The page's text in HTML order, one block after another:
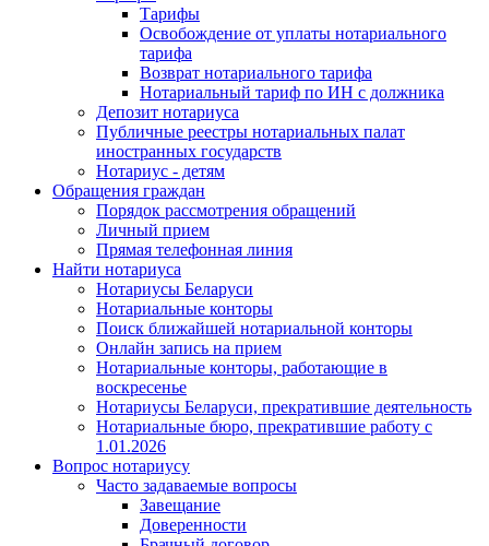
Тарифы
Освобождение от уплаты нотариального
тарифа
Возврат нотариального тарифа
Нотариальный тариф по ИН с должника
Депозит нотариуса
Публичные реестры нотариальных палат
иностранных государств
Нотариус - детям
Обращения граждан
Порядок рассмотрения обращений
Личный прием
Прямая телефонная линия
Найти нотариуса
Нотариусы Беларуси
Нотариальные конторы
Поиск ближайшей нотариальной конторы
Онлайн запись на прием
Нотариальные конторы, работающие в
воскресенье
Нотариусы Беларуси, прекратившие деятельность
Нотариальные бюро, прекратившие работу с
1.01.2026
Вопрос нотариусу
Часто задаваемые вопросы
Завещание
Доверенности